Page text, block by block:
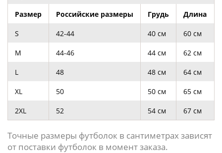
Размер Российские размеры Грудь Длина
S 42-44 40 см 60 см
M 44-46 44 см 62 см
L 48 48 см 64 см
XL 50 50 см 65 см
2ХL 52 54 см 67 см
Точные размеры футболок в сантиметрах зависят
от поставки футболок в момент заказа.